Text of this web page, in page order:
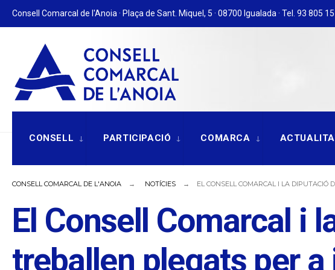
Skip
to
Consell Comarcal de l'Anoia · Plaça de Sant. Miquel, 5 · 08700 Igualada · Tel. 93 805
CONSELL PARTICIPACIÓ COMARCA
CONSELL COMARCAL DE L'ANOIA NOTÍCIES EL CONSELL COMARCAL I LA DIPUTACIÓ
El Consell Comarcal i
treballen plegats per